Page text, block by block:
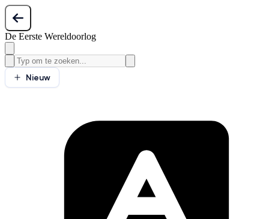
De Eerste Wereldoorlog
Nieuw